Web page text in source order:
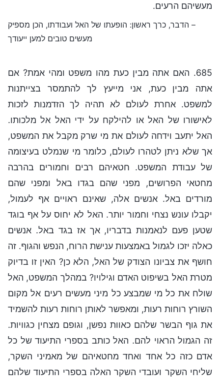
מעשיהם הרעים.
– הדבר, כרך ראשון: הופעתו של האל ועבודתו, הכן מספיק
מעשים טובים למען ייעודך
685. האם אתה מבין כעת מהו משפט ומהי אמת? אם
אתה מבין כעת, אני מייעץ לך להתמסר בצייתנות
למשפט. אחרת לעולם לא תהיה לך הזדמנות לזכות
לאישורו של האל או להילקח על ידי האל אל מלכותו.
האל יתעב וידחה לעולם את מי שרק מקבל את המשפט,
אך שלא ניתן לטהרו לעולם, כלומר מי שנמלט בעיצומה
של עבודת המשפט. חטאיהם רבים וחמורים בהרבה
מחטאי הפרושים, מפני שהם בגדו באל ומפני שהם
מורדים באל. אנשים אלה, שאינם ראויים אף לעמול,
יקבלו עונש נצחי וחמור יותר. האל לא יחוס על אף בוגד
שטען פעם לנאמנות בדבריו, אך אז בגד באל. אנשים
כאלה יזכו לגמול באמצעות ענישת הרוח, הנפש והגוף. זה
חושף את צביונו הצודק של האל, הלא כן? האין זו בדיוק
מטרת האל בשיפוט האדם וגילויו? במהלך המשפט, האל
שולח את כל מי שמבצע כל מיני מעשים רעים אל מקום
השורץ רוחות רעות, ומאפשר לאותן רוחות רעות להשמיד
את גוף הבשר שלהם כאוות נפשן, וגופם מצחין כגוויות.
זה הגמול הראוי להם. האל כותב בספרי התיעוד של כל
אדם כזה כל אחד ואחד מחטאיהם של מאמיני השקר,
שליחי השקר ועובדי השקר האלה בספרי התיעוד שלהם